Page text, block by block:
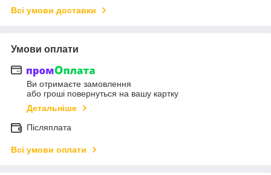
Всі умови доставки
Умови оплати
Ви отримаєте замовлення
або гроші повернуться на вашу картку
Детальніше
Післяплата
Всі умови оплати